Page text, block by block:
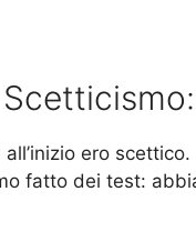
ero
fatto dei test: